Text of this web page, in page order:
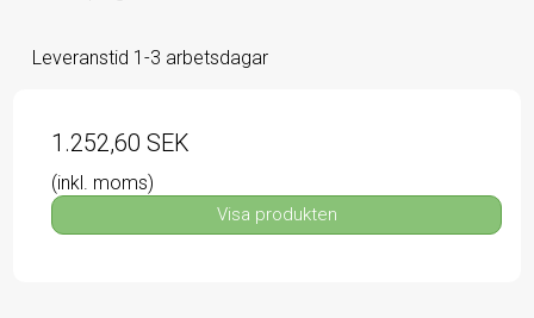
Leveranstid 1-3 arbetsdagar
1.252,60 SEK
(inkl. moms)
Visa produkten